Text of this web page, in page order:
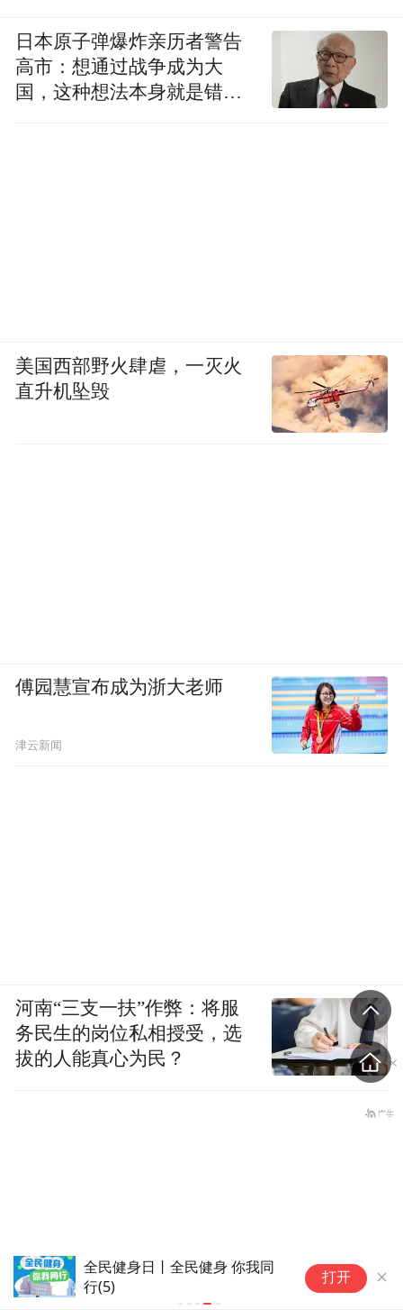
全民健身日丨全民健身 你我同
行(5)
打开
日本原子弹爆炸亲历者警告
高市：想通过战争成为大
国，这种想法本身就是错误
美国西部野火肆虐，一灭火
直升机坠毁
傅园慧宣布成为浙大老师
津云新闻
河南“三支一扶”作弊：将服
务民生的岗位私相授受，选
拔的人能真心为民？